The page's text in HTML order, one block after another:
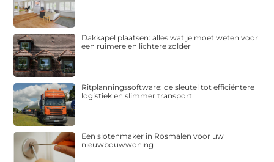
Dakkapel plaatsen: alles wat je moet weten voor
een ruimere en lichtere zolder
Ritplanningssoftware: de sleutel tot efficiëntere
logistiek en slimmer transport
Een slotenmaker in Rosmalen voor uw
nieuwbouwwoning